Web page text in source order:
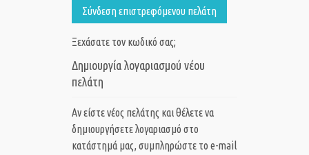
Σύνδεση επιστρεφόμενου πελάτη
Ξεχάσατε τον κωδικό σας;
Δημιουργία λογαριασμού νέου
πελάτη
Αν είστε νέος πελάτης και θέλετε να
δημιουργήσετε λογαριασμό στο
κατάστημά μας, συμπληρώστε το e-mail